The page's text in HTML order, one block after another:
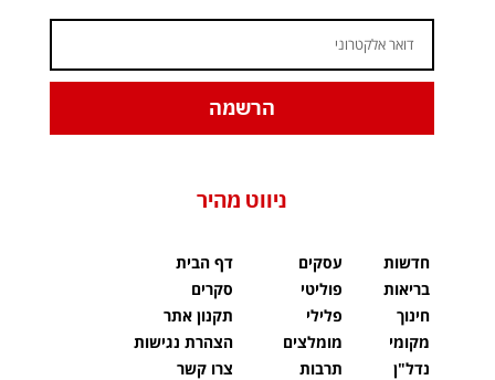
הרשמה
ניווט מהיר
חדשות
בריאות
חינוך
מקומי
נדל"ן
עסקים
פוליטי
פלילי
מומלצים
תרבות
דף הבית
סקרים
תקנון אתר
הצהרת נגישות
צרו קשר